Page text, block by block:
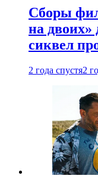
Сборы
на
сиквел
2 года спустя2